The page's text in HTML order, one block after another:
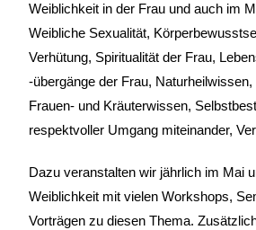
Weiblichkeit in der Frau und auch im
Weibliche Sexualität,
Verhütung, Spiritualität der Frau,
-übergänge der Frau,
Frauen- und Kräuterwissen,
respektvoller Umgang miteinander,
Dazu veranstalten wir jährlich im Mai
Weiblichkeit mit vielen Workshops,
Vorträgen zu diesen Thema.